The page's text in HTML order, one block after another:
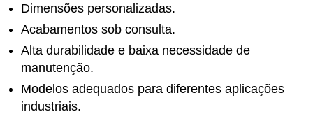
Dimensões personalizadas.
Acabamentos sob consulta.
Alta durabilidade e baixa necessidade de
manutenção.
Modelos adequados para diferentes aplicações
industriais.